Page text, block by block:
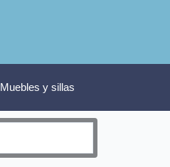
Muebles y sillas